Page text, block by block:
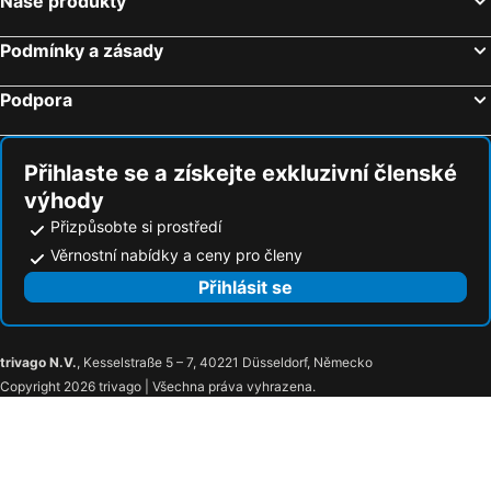
Hotely Ingolstadt
Hotely Schwangau
Hotely Bad Birnbach
Hotely Lohberg
Hotely Neukirchen b. Heiligenblut
Hotely Rosenheim
Podmínky a zásady
Podpora
Přihlaste se a získejte exkluzivní členské
výhody
Přizpůsobte si prostředí
Věrnostní nabídky a ceny pro členy
Přihlásit se
trivago N.V., Kesselstraße 5 – 7, 40221 Düsseldorf, Německo
Copyright 2026 trivago | Všechna práva vyhrazena.